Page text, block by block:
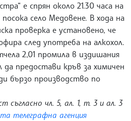
е спрян около 21.30 часа на
село Медовене. В хода на
проверка е установено, че
след употреба на алкохол.
2,01 промила в издишания
предостави кръв за химичен
бързо производство по
съгласно чл. 5, ал. 1, т. 3 и ал. 3
телеграфна агенция